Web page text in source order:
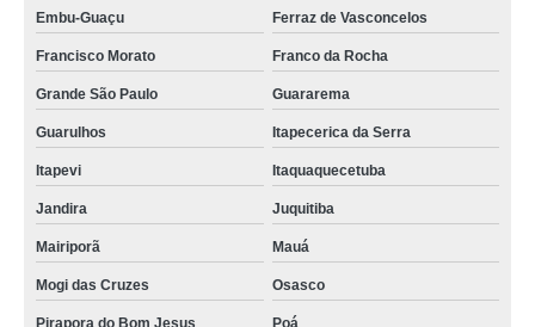
empresa especializada em serviço de paisagismo e jardinagem residencial
Limeira
serviço de paisagismo em prédios residenciais valores Santa Cruz do Rio
Pardo
onde faz serviço de paisagismo em prédios residenciais São Bernardo do
Campo
serviço de paisagismo Vila Carrão
serviço de paisagismo residencial valores Zona Oeste
Embu-Guaçu Ferraz de Vasconcelos
Francisco Morato Franco da Rocha
Grande São Paulo Guararema
Guarulhos Itapecerica da Serra
Itapevi Itaquaquecetuba
Jandira Juquitiba
Mairiporã Mauá
Mogi das Cruzes Osasco
Pirapora do Bom Jesus Poá